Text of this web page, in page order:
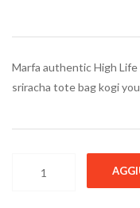
Marfa authentic High
sriracha tote bag kogi